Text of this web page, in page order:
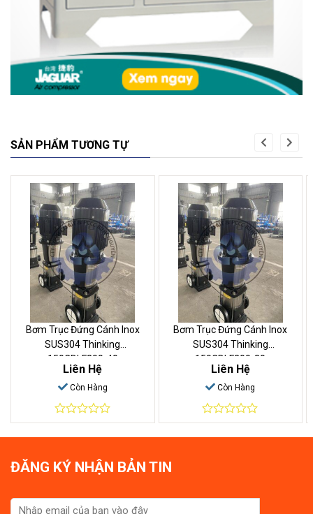
SẢN PHẨM TƯƠNG TỰ
Bơm Trục Đứng Cánh Inox
SUS304 Thinking
150CDLF200-40
Liên Hệ
Còn Hàng
0
out
Bơm Trục Đứng Cánh Inox
SUS304 Thinking
150CDLF200-30
Liên Hệ
Còn Hàng
0
out
ĐĂNG KÝ NHẬN BẢN TIN